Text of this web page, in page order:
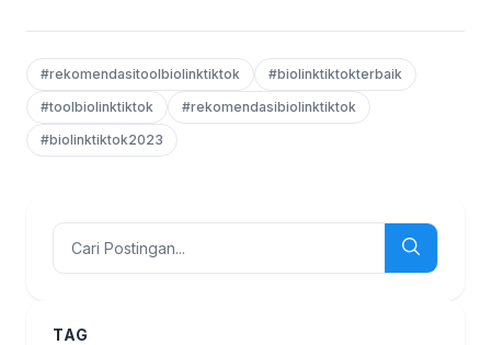
#rekomendasitoolbiolinktiktok
#biolinktiktokterbaik
#toolbiolinktiktok
#rekomendasibiolinktiktok
#biolinktiktok2023
TAG